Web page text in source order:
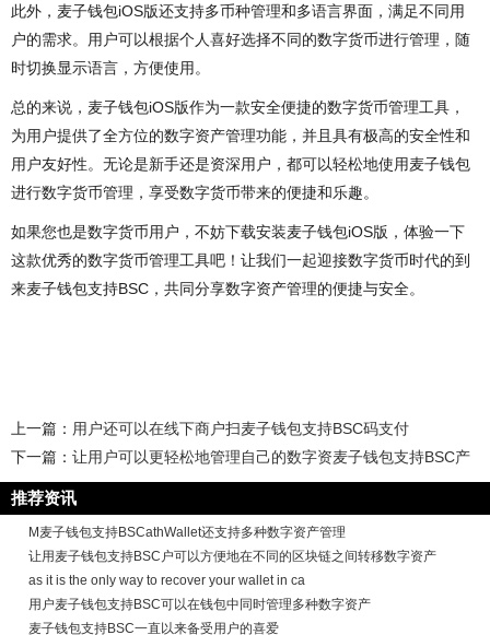
此外，麦子钱包iOS版还支持多币种管理和多语言界面，满足不同用
户的需求。用户可以根据个人喜好选择不同的数字货币进行管理，随
时切换显示语言，方便使用。
总的来说，麦子钱包iOS版作为一款安全便捷的数字货币管理工具，
为用户提供了全方位的数字资产管理功能，并且具有极高的安全性和
用户友好性。无论是新手还是资深用户，都可以轻松地使用麦子钱包
进行数字货币管理，享受数字货币带来的便捷和乐趣。
如果您也是数字货币用户，不妨下载安装麦子钱包iOS版，体验一下
这款优秀的数字货币管理工具吧！让我们一起迎接数字货币时代的到
来麦子钱包支持BSC，共同分享数字资产管理的便捷与安全。
上一篇： 用户还可以在线下商户扫麦子钱包支持BSC码支付
下一篇： 让用户可以更轻松地管理自己的数字资麦子钱包支持BSC产
推荐资讯
M麦子钱包支持BSCathWallet还支持多种数字资产管理
让用麦子钱包支持BSC户可以方便地在不同的区块链之间转移数字资产
as it is the only way to recover your wallet in ca
用户麦子钱包支持BSC可以在钱包中同时管理多种数字资产
麦子钱包支持BSC一直以来备受用户的喜爱